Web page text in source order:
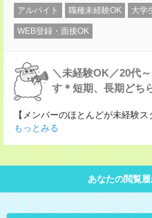
アルバイト 職種未経験OK 大学
WEB登録・面接OK
＼未経験OK／20代
す＊短期、長期どち
【メンバーのほとんどが未経験
もっとみる
あなたの閲覧